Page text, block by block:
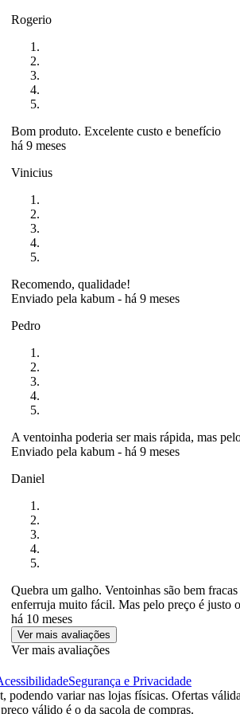
Rogerio
Bom produto. Excelente custo e benefício
há 9 meses
Vinicius
Recomendo, qualidade!
Enviado pela kabum - há 9 meses
Pedro
A ventoinha poderia ser mais rápida, mas
Enviado pela kabum - há 9 meses
Daniel
Quebra um galho. Ventoinhas são bem
enferruja muito fácil. Mas pelo preço é justo
há 10 meses
Ver mais avaliações
Ver mais avaliações
Segurança e Privacidade
variar nas lojas físicas. Ofertas
válido é o da sacola de compras.